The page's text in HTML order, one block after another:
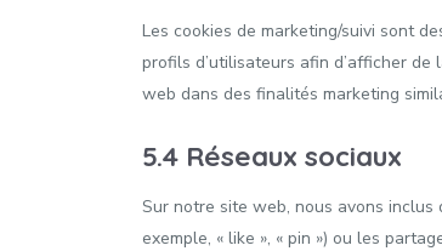
Les cookies de marketing/suivi sont
profils d’utilisateurs afin d’afficher
web dans des finalités marketing
5.4 Réseaux sociaux
Sur notre site web, nous avons
exemple, « like », « pin ») ou les